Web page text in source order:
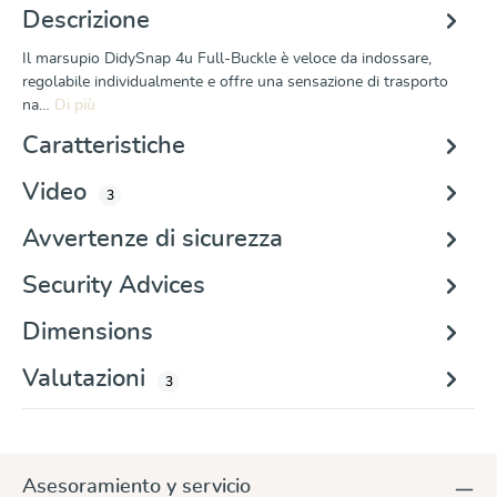
Descrizione
Il marsupio DidySnap 4u Full-Buckle è veloce da indossare,
regolabile individualmente e offre una sensazione di trasporto
na… Di più
Caratteristiche
Video
3
Avvertenze di sicurezza
Security Advices
Dimensions
Valutazioni
3
Asesoramiento y servicio